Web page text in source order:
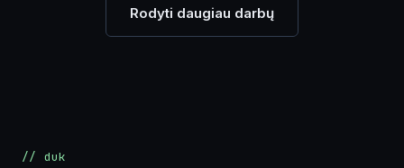
Rodyti daugiau darbų
// duk